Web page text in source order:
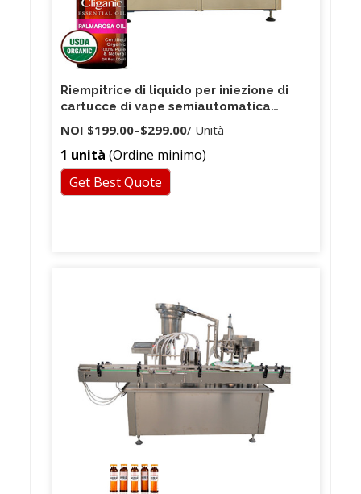
Riempitrice di liquido per iniezione di
cartucce di vape semiautomatica
NOI $199.00–$299.00/ Unità
1 unità (Ordine minimo)
Get Best Quote